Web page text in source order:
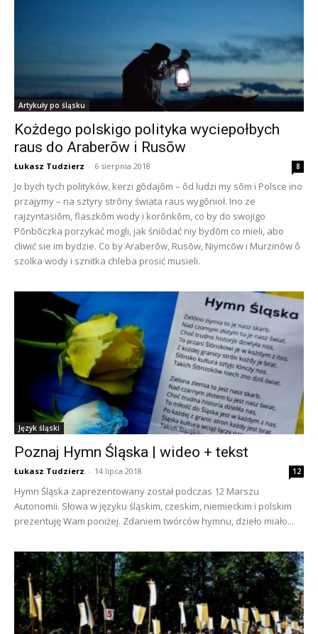
Artykuły po śląsku
Kożdego polskigo polityka wyciepołbych
raus do Araberōw i Rusōw
Łukasz Tudzierz - 6 sierpnia 2018 8
Jo bych tych polityków, kerzi gŏdajōm – ôd ludzi my sōm i Polsce ino
przajymy – na sztyry strōny świata raus wygōnioł. Ino ze
rajzyntasiōm, flaszkōm wody i korōnkōm, co by do swojigo
Pōnbōczka porzykać mogli, jak śniŏdać niy bydōm co mieli, abo
cliwić sie im bydzie. Co by Araberōw, Rusōw, Niymcōw i Murzinōw ô
szolka wody i sznitka chleba prosić musieli.
Język śląski
Poznaj Hymn Śląska | wideo + tekst
Łukasz Tudzierz - 14 lipca 2018 12
Hymn Śląska zaprezentowany został podczas 12 Marszu
Autonomii. Słowa w języku śląskim, czeskim, niemieckim i polskim
prezentuję Wam poniżej. Zdaniem twórców hymnu, dzieło miało...